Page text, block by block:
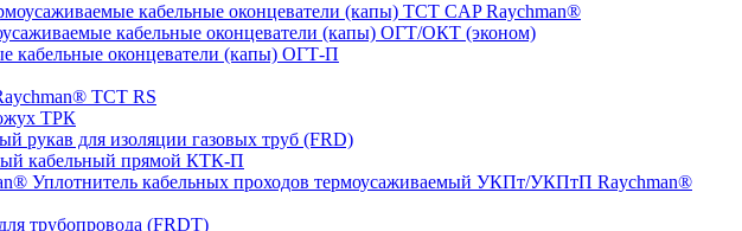
кабельные оконцеватели (капы) ТCT CAP Raychman®
кабельные оконцеватели (капы) ОГТ/ОКТ (эконом)
кабельные оконцеватели (капы) ОГТ-П
TCT RS
ТРК
рукав для изоляции газовых труб (FRD)
кабельный прямой КТК-П
Уплотнитель кабельных проходов термоусаживаемый УКПт/УКПтП Raychman®
трубопровода (FRDT)